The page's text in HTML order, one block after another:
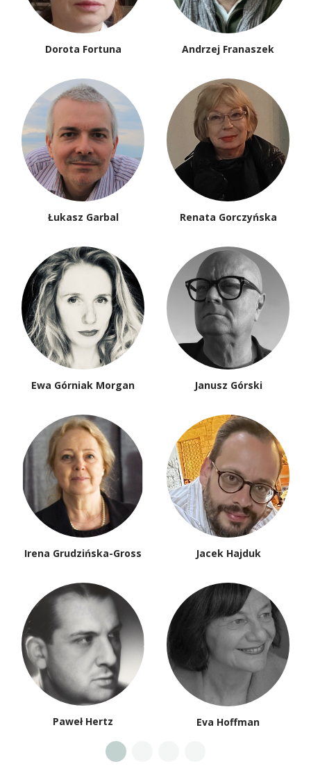
Dorota Fortuna Andrzej Franaszek
Łukasz Garbal Renata Gorczyńska
Ewa Górniak Morgan Janusz Górski
Irena Grudzińska-Gross Jacek Hajduk
Paweł Hertz Eva Hoffman